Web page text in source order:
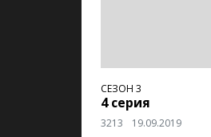
СЕЗОН 3
4 серия
3213 19.09.2019